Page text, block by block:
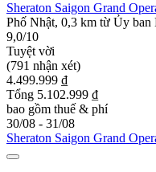
Sheraton Saigon Grand
Phố Nhật, 0,3 km từ Ủy ban
9,0/10
Tuyệt vời
(791 nhận xét)
4.499.999 ₫
Tổng 5.102.999 ₫
bao gồm thuế & phí
30/08 - 31/08
Sheraton Saigon Grand